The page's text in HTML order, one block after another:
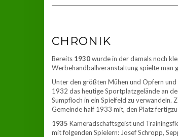
CHRONIK
Bereits 1930wurde in der damals noch
Werbehandballveranstaltung spielte man
Unter den größten Mühen und Opfern
1932 das heutige Sportplatzgelände an
Sumpfloch in ein Spielfeld zu
Gemeinde half 1933 mit, den Platz
1935 Kameradschaftsgeist und
mit folgenden Spielern: Josef Schropp,